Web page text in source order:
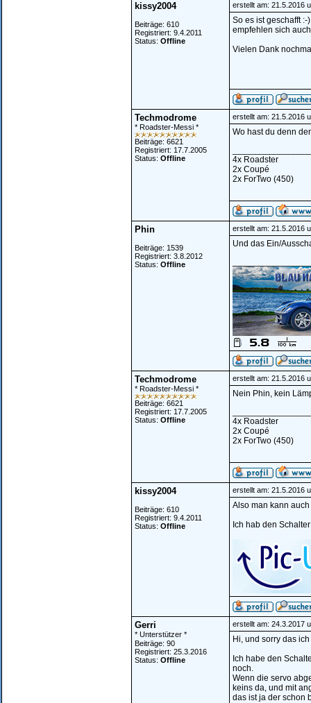
kissy2004
Beiträge: 610
Registriert: 9.4.2011
Status: Offline
erstellt am: 21.5.2016
So es ist geschafft
empfehlen sich
Vielen Dank
Techmodrome
* Roadster-Messi *
Beiträge: 6621
Registriert: 17.7.2005
Status: Offline
erstellt am: 21.5.2016
Wo hast du denn
4x Roadster
2x Coupé
2x ForTwo (450)
Phin
Beiträge: 1539
Registriert: 3.8.2012
Status: Offline
erstellt am: 21.5.2016
Und das Ein/
Techmodrome
* Roadster-Messi *
Beiträge: 6621
Registriert: 17.7.2005
Status: Offline
erstellt am: 21.5.2016
Nein Phin, kein
4x Roadster
2x Coupé
2x ForTwo (450)
kissy2004
Beiträge: 610
Registriert: 9.4.2011
Status: Offline
erstellt am: 21.5.2016
Also man kann
Ich hab den
Gerri
* Unterstützer *
Beiträge: 90
Registriert: 25.3.2016
Status: Offline
erstellt am: 24.3.2017
Hi, und sorry das
Ich habe den
noch.
Wenn die servo
keins da, und mit
das ist ja der schon